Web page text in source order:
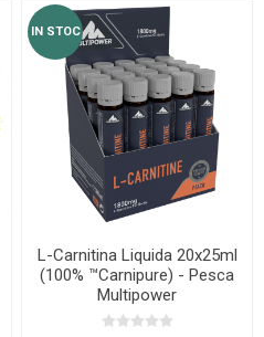
IN STOC
L-Carnitina Liquida 20x25ml
(100% ™Carnipure) - Pesca
Multipower